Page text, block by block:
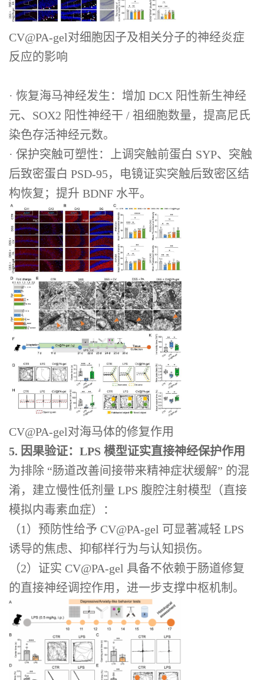
CV@PA-gel对细胞因子及相关分子的神经炎症
反应的影响
· 恢复海马神经发生：增加 DCX 阳性新生神经
元、SOX2 阳性神经干 / 祖细胞数量，提高尼氏
染色存活神经元数。
· 保护突触可塑性：上调突触前蛋白 SYP、突触
后致密蛋白 PSD-95，电镜证实突触后致密区结
构恢复；提升 BDNF 水平。
CV@PA-gel对海马体的修复作用
5. 因果验证：LPS 模型证实直接神经保护作用
为排除 “肠道改善间接带来精神症状缓解” 的混
淆，建立慢性低剂量 LPS 腹腔注射模型（直接
模拟内毒素血症）：
（1）预防性给予 CV@PA-gel 可显著减轻 LPS
诱导的焦虑、抑郁样行为与认知损伤。
（2）证实 CV@PA-gel 具备不依赖于肠道修复
的直接神经调控作用，进一步支撑中枢机制。